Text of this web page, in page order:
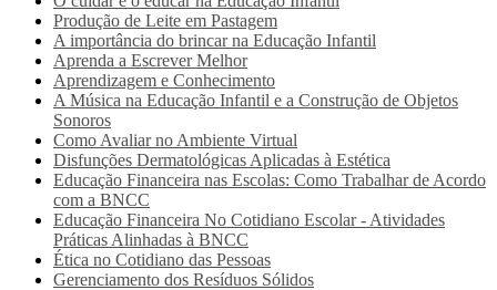
Produção de Leite em Pastagem
A importância do brincar na Educação Infantil
Aprenda a Escrever Melhor
Aprendizagem e Conhecimento
A Música na Educação Infantil e a Construção de Objetos
Sonoros
Como Avaliar no Ambiente Virtual
Disfunções Dermatológicas Aplicadas à Estética
Educação Financeira nas Escolas: Como Trabalhar de Acordo
com a BNCC
Educação Financeira No Cotidiano Escolar - Atividades
Práticas Alinhadas à BNCC
Ética no Cotidiano das Pessoas
Gerenciamento dos Resíduos Sólidos